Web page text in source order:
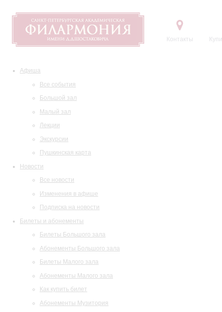
Контакты
Афиша
Все события
Большой зал
Малый зал
Лекции
Экскурсии
Пушкинская карта
Новости
Все новости
Изменения в афише
Подписка на новости
Билеты и абонементы
Билеты Большого зала
Абонементы Большого зала
Билеты Малого зала
Абонементы Малого зала
Как купить билет
Абонементы Музитория